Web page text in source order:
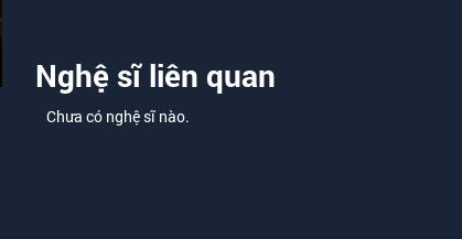
Nghệ sĩ liên quan
Chưa có nghệ sĩ nào.